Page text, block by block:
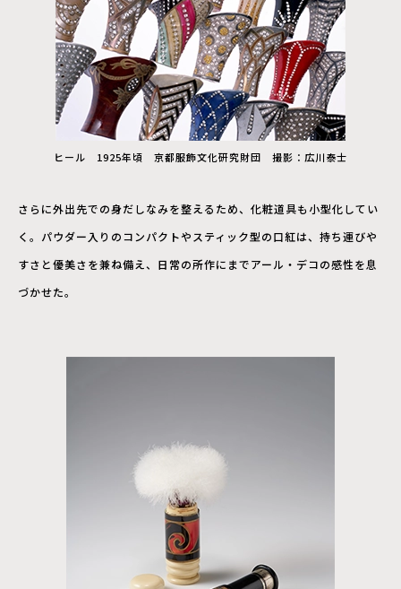
ヒール 1925年頃 京都服飾文化研究財団 撮影：広川泰士
さらに外出先での身だしなみを整えるため、化粧道具も小型化してい
く。パウダー入りのコンパクトやスティック型の口紅は、持ち運びや
すさと優美さを兼ね備え、日常の所作にまでアール・デコの感性を息
づかせた。